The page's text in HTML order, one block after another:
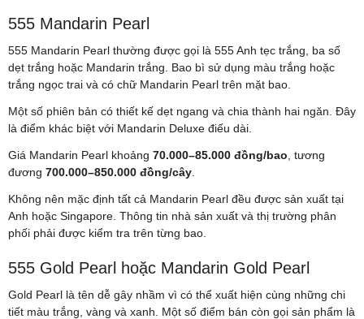
555 Mandarin Pearl
555 Mandarin Pearl thường được gọi là 555 Anh tẹc trắng, ba số
dẹt trắng hoặc Mandarin trắng. Bao bì sử dụng màu trắng hoặc
trắng ngọc trai và có chữ Mandarin Pearl trên mặt bao.
Một số phiên bản có thiết kế dẹt ngang và chia thành hai ngăn. Đây
là điểm khác biệt với Mandarin Deluxe điếu dài.
Giá Mandarin Pearl khoảng 70.000–85.000 đồng/bao , tương
đương 700.000–850.000 đồng/cây
Không nên mặc định tất cả Mandarin Pearl đều được sản xuất tại
Anh hoặc Singapore. Thông tin nhà sản xuất và thị trường phân
phối phải được kiểm tra trên từng bao.
555 Gold Pearl hoặc Mandarin Gold Pearl
Gold Pearl là tên dễ gây nhầm vì có thể xuất hiện cùng những chi
tiết màu trắng, vàng và xanh. Một số điểm bán còn gọi sản phẩm là